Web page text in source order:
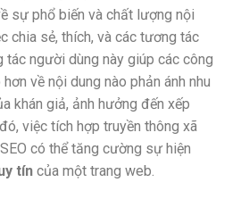
sự phổ biến và chất lượng nội
chia sẻ, thích, và các tương tác
tác người dùng này giúp các công
về nội dung nào phản ánh nhu
khán giả, ảnh hưởng đến xếp
việc tích hợp truyền thông xã
có thể tăng cường sự hiện
tín của một trang web.